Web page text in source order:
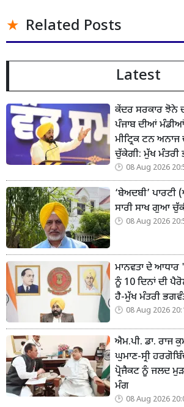
Related Posts
Latest
ਕੇਂਦਰ ਸਰਕਾਰ ਝੋਨੇ
ਪੰਜਾਬ ਦੀਆਂ
ਮੀਟ੍ਰਿਕ ਟਨ ਅਨਾਜ
ਚੁੱਕੇਗੀ: ਮੁੱਖ ਮੰਤਰੀ
08 Aug 2026
‘ਬੇਅਦਬੀ’
ਸਾਰੀ ਸਾਖ ਗੁਆ
08 Aug 2026
ਮਾਨਵਤਾ ਦੇ ਆਧਾਰ
ਨੂੰ 10 ਦਿਨਾਂ ਦੀ
ਹੈ-ਮੁੱਖ ਮੰਤਰੀ
08 Aug 2026
ਐਮ.ਪੀ. ਡਾ. ਰਾਜ
ਘੁਮਾਣ-ਸ੍ਰੀ
ਪ੍ਰੋਜੈਕਟ ਨੂੰ ਜਲਦ
ਮੰਗ
08 Aug 2026